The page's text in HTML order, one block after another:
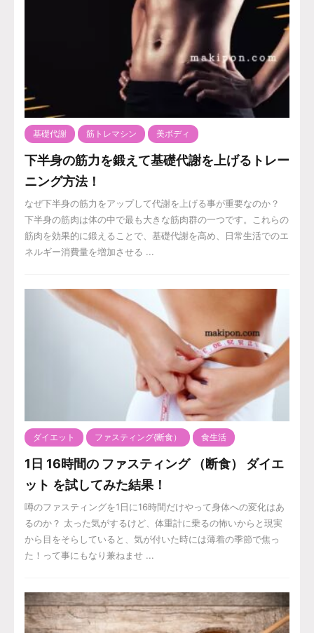
基礎代謝 筋トレマシン 美ボディ
下半身の筋力を鍛えて基礎代謝を上げるトレー
ニング方法！
なぜ下半身の筋力をアップして代謝を上げる事が重要なのか？
下半身の筋肉は体の中で最も大きな筋肉群の一つです。これらの
筋肉を効果的に鍛えることで、基礎代謝を高め、日常生活でのエ
ネルギー消費量を増加させる ...
ダイエット ファスティング{断食） 食生活
1日 16時間の ファスティング （断食） ダイエ
ット を試してみた結果！
噂のファスティングを1日に16時間だけやって身体への変化はあ
るのか？ 太った気がするけど、体重計に乗るの怖いからと現実
から目をそらしていると、気が付いた時には薄着の季節で焦っ
た！って事にもなり兼ねませ ...